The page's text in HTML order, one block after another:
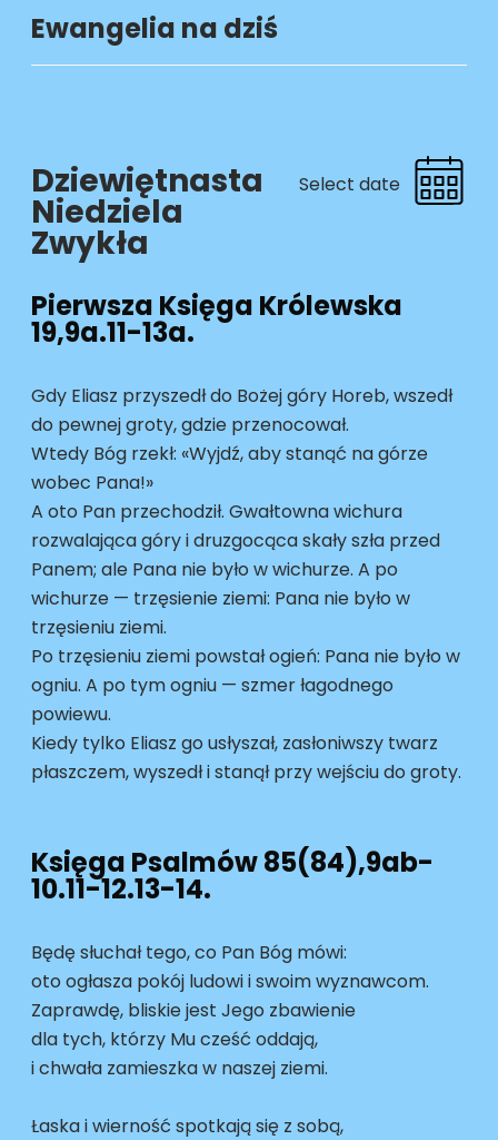
r
c
Ewangelia na dziś
Select date
Dziewiętnasta
Niedziela
Zwykła
Pierwsza Księga Królewska
19,9a.11-13a.
Gdy Eliasz przyszedł do Bożej góry Horeb, wszedł
do pewnej groty, gdzie przenocował.
Wtedy Bóg rzekł: «Wyjdź, aby stanąć na górze
wobec Pana!»
A oto Pan przechodził. Gwałtowna wichura
rozwalająca góry i druzgocąca skały szła przed
Panem; ale Pana nie było w wichurze. A po
wichurze — trzęsienie ziemi: Pana nie było w
trzęsieniu ziemi.
Po trzęsieniu ziemi powstał ogień: Pana nie było w
ogniu. A po tym ogniu — szmer łagodnego
powiewu.
Kiedy tylko Eliasz go usłyszał, zasłoniwszy twarz
płaszczem, wyszedł i stanął przy wejściu do groty.
Księga Psalmów85(84),9ab-
10.11-12.13-14.
Będę słuchał tego, co Pan Bóg mówi:
oto ogłasza pokój ludowi i swoim wyznawcom.
Zaprawdę, bliskie jest Jego zbawienie
dla tych, którzy Mu cześć oddają,
i chwała zamieszka w naszej ziemi.
Łaska i wierność spotkają się z sobą,